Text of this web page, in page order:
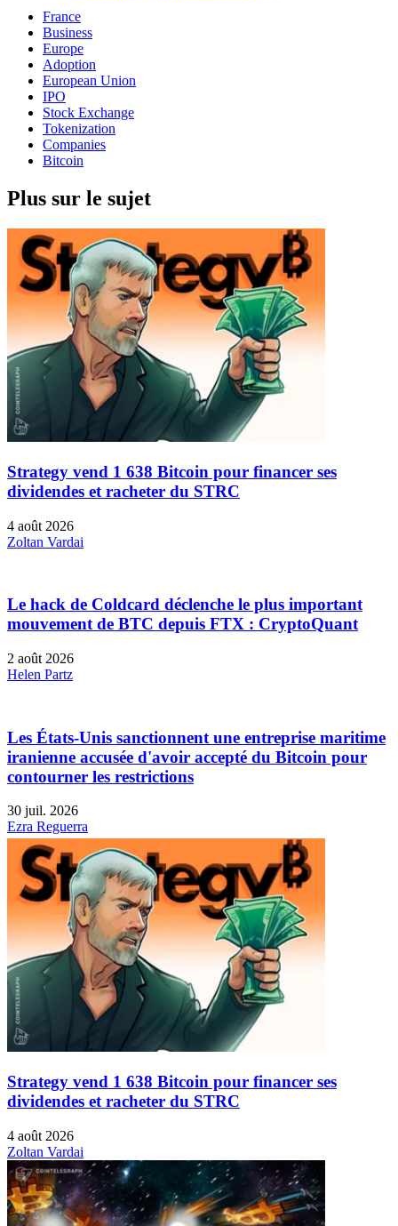
France
Business
Europe
Adoption
European Union
IPO
Stock Exchange
Tokenization
Companies
Bitcoin
Plus sur le sujet
Strategy vend 1 638 Bitcoin pour financer ses
dividendes et racheter du STRC
4 août 2026
Zoltan Vardai
Le hack de Coldcard déclenche le plus important
mouvement de BTC depuis FTX : CryptoQuant
2 août 2026
Helen Partz
Les États-Unis sanctionnent une entreprise maritime
iranienne accusée d'avoir accepté du Bitcoin pour
contourner les restrictions
30 juil. 2026
Ezra Reguerra
Strategy vend 1 638 Bitcoin pour financer ses
dividendes et racheter du STRC
4 août 2026
Zoltan Vardai